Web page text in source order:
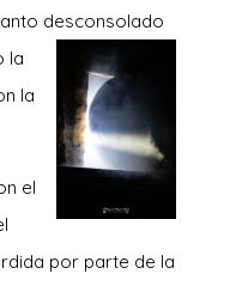
desconsolado
la
la
el
por parte de la